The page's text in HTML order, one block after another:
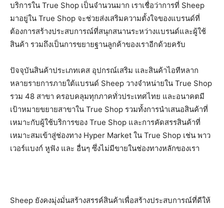
บริการใน True Shop เป็นจำนวนมาก เราเชื่อว่าการที่ Sheep
มาอยู่ใน True Shop จะช่วยส่งเสริมความตั้งใจของแบรนด์ที่
ต้องการสร้างประสบการณ์ที่สนุกสนานระหว่างแบรนด์และผู้ใช้
สินค้า รวมถึงเป็นการขยายฐานลูกค้าของเราอีกด้วยครับ
ปัจจุบันสินค้าประเภทเคส อุปกรณ์เสริม และสินค้าไอทีหลาก
หลายรายการภายใต้แบรนด์ Sheep วางจำหน่ายใน True Shop
รวม 48 สาขา ครอบคลุมทุกภาคทั่วประเทศไทย และอนาคตมี
เป้าหมายขยายสาขาใน True Shop รวมทั้งการนำเสนอสินค้าที่
เหมาะกับผู้ใช้บริการของ True Shop และการคัดสรรสินค้าที่
เหมาะสมเข้าสู่ช่องทาง Hyper Market ใน True Shop เช่น พาว
เวอร์แบงก์ หูฟัง และ อื่นๆ ซึ่งไม่มีขายในช่องทางหลักของเรา
Sheep ยังคงมุ่งมั่นสร้างสรรค์สินค้าเพื่อสร้างประสบการณ์ที่ดีให้